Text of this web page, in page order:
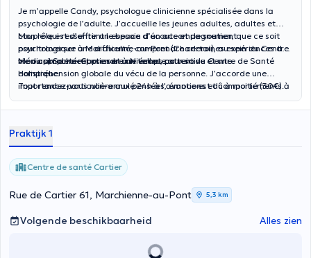
Je m’appelle Candy, psychologue clinicienne spécialisée dans la
psychologie de l’adulte. J’accueille les jeunes adultes, adultes et
couple qui ressentent le besoin d’un accompagnement
psychologique à Marchienne-au-Pont (Charleroi), au sein du Centre
médical Santé-Cartier et à Nivelles, au sein du Centre de Santé
Holistique.
Mon rôle est d’offrir un espace d’écoute et de soutien, que ce soit
pour traverser une difficulté, comprendre certaines expériences de
vie ou simplement prendre un temps pour soi.
Mon approche repose sur une écoute attentive et une
compréhension globale du vécu de la personne. J’accorde une
importance particulière aux pensées, émotions et comportements à
mieux-être durable.
Tout rendez-vous non-annulé 24h à l'avance est dû à moitié (30€).
Praktijk 1
Centre de santé Cartier
Rue de Cartier 61, Marchienne-au-Pont 5,3 km
Volgende beschikbaarheid Alles zien